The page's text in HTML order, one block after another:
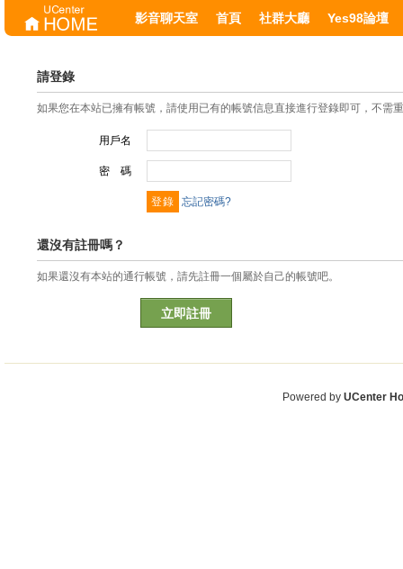
影音聊天室 首頁 社群大廳 Yes98論壇
請登錄
如果您在本站已擁有帳號，請使用已有的帳號信息直接進行登錄即可，不需
用戶名
密 碼
忘記密碼?
還沒有註冊嗎？
如果還沒有本站的通行帳號，請先註冊一個屬於自己的帳號吧。
立即註冊
Powered by UCenter